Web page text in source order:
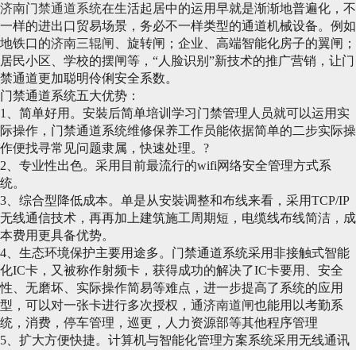
济南门禁通道系统在生活起居中的运用早就是渐渐地普遍化，不
一样的进出口贸易场景，务必不一样类型的通道机械设备。例如
地铁口的济南三辊闸
、旋转闸；企业、高端智能化房子的翼闸；
居民小区、学校的摆闸等，“人脸识别”新技术的推广营销，让门
禁通道更加聪明伶俐安全系数。
门禁通道系统五大优势：
1、简单好用。安裝后简单培训学习门禁管理人员就可以运用实
际操作，门禁通道系统维修保养工作员能依据简单的二步实际操
作便找寻常见问题隶属，快速处理。?
2、专业性出色。采用目前最流行的wifi网络安全管理方式系
统。
3、综合型降低成本。单是从安裝调整和布线来看，采用TCP/IP
无线通信技术，再再加上建筑施工周期短，电缆线布线简洁，成
本费用更具备优势。
4、生态环境保护主要用途多。门禁通道系统采用非接触式智能
化IC卡，又被称作射频卡，获得成功的解决了IC卡要用、安全
性、无磨坏、实际操作简易等难点，进一步提高了系统的应用
型，可以对一张卡进行多次授权，通济南道闸也能用以考勤系
统，消费，停车管理，巡更，人力资源部等其他程序管理
5、扩大方便快捷。计算机与智能化管理方案系统采用无线通讯